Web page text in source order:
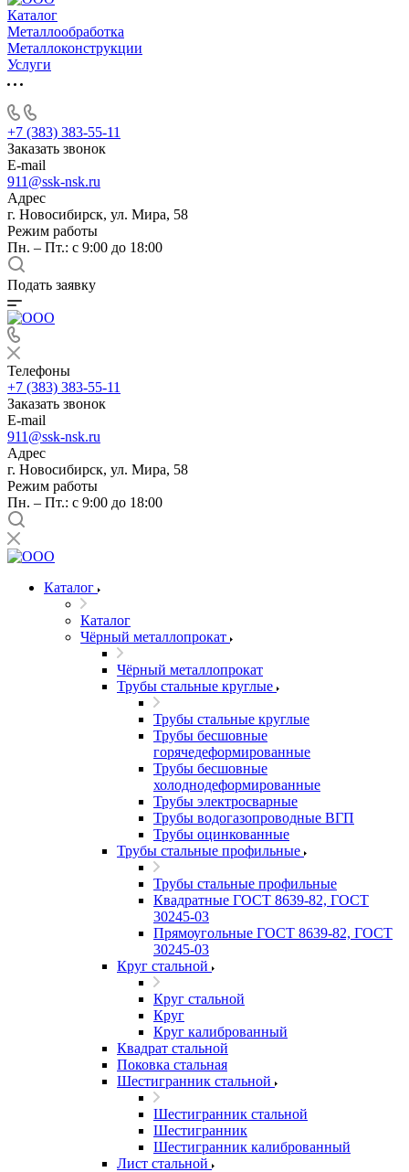
Каталог
Металлообработка
Металлоконструкции
Услуги
+7 (383) 383-55-11
Заказать звонок
E-mail
911@ssk-nsk.ru
Адрес
г. Новосибирск, ул. Мира, 58
Режим работы
Пн. – Пт.: с 9:00 до 18:00
Подать заявку
Телефоны
+7 (383) 383-55-11
Заказать звонок
E-mail
911@ssk-nsk.ru
Адрес
г. Новосибирск, ул. Мира, 58
Режим работы
Пн. – Пт.: с 9:00 до 18:00
Каталог
Каталог
Чёрный металлопрокат
Чёрный металлопрокат
Трубы стальные круглые
Трубы стальные круглые
Трубы бесшовные
горячедеформированные
Трубы бесшовные
холоднодеформированные
Трубы электросварные
Трубы водогазопроводные ВГП
Трубы оцинкованные
Трубы стальные профильные
Трубы стальные профильные
Квадратные ГОСТ 8639-82, ГОСТ
30245-03
Прямоугольные ГОСТ 8639-82, ГОСТ
30245-03
Круг стальной
Круг стальной
Круг
Круг калиброванный
Квадрат стальной
Поковка стальная
Шестигранник стальной
Шестигранник стальной
Шестигранник
Шестигранник калиброванный
Лист стальной